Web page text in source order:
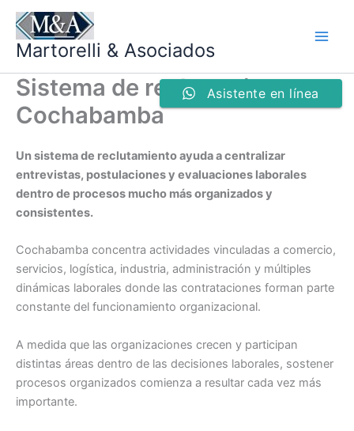
contenido
Martorelli & Asociados
Sistema de reclutamiento en
Cochabamba
Un sistema de reclutamiento ayuda a centralizar
entrevistas, postulaciones y evaluaciones laborales
dentro de procesos mucho más organizados y
consistentes.
Cochabamba concentra actividades vinculadas a comercio,
servicios, logística, industria, administración y múltiples
dinámicas laborales donde las contrataciones forman parte
constante del funcionamiento organizacional.
A medida que las organizaciones crecen y participan
distintas áreas dentro de las decisiones laborales, sostener
procesos organizados comienza a resultar cada vez más
importante.
Asistente en línea